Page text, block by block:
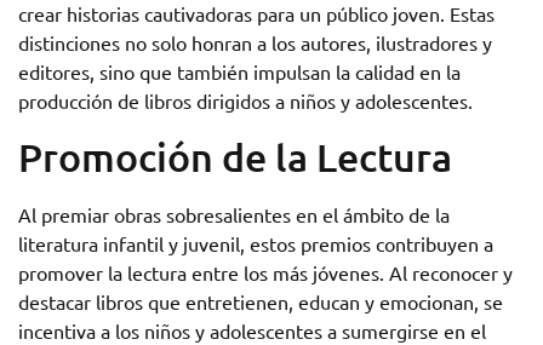
crear historias cautivadoras para un público joven. Estas
distinciones no solo honran a los autores, ilustradores y
editores, sino que también impulsan la calidad en la
producción de libros dirigidos a niños y adolescentes.
Promoción de la Lectura
Al premiar obras sobresalientes en el ámbito de la
literatura infantil y juvenil, estos premios contribuyen a
promover la lectura entre los más jóvenes. Al reconocer y
destacar libros que entretienen, educan y emocionan, se
incentiva a los niños y adolescentes a sumergirse en el